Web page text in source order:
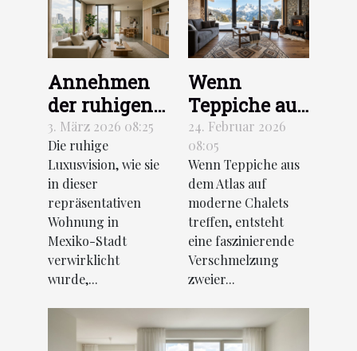
Annehmen
der ruhigen
Luxusvision
wie diese
Wohnung in
Mexiko-Stadt
3. März 2026 08:25
Die ruhige
Luxusvision, wie sie
in dieser
repräsentativen
Wohnung in
Mexiko-Stadt
verwirklicht
wurde,...
Wenn
Teppiche aus
dem Atlas
auf moderne
Chalets
treffen
24. Februar 2026
08:05
Wenn Teppiche aus
dem Atlas auf
moderne Chalets
treffen, entsteht
eine faszinierende
Verschmelzung
zweier...